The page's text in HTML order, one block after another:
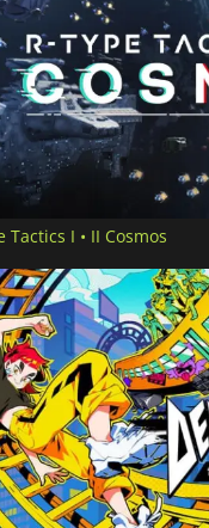
Tactics I • II Cosmos